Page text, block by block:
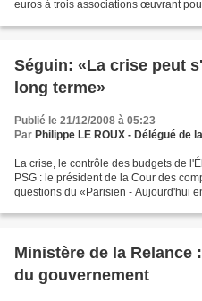
euros à trois associations œuvrant
Séguin: «La crise peut
long terme»
Publié le 21/12/2008 à 05:23
Par Philippe LE ROUX - Délégué de
La crise, le contrôle des budgets de
PSG : le président de la Cour des
questions du «Parisien - Aujourd'hui
Ministère de la Relance
du gouvernement